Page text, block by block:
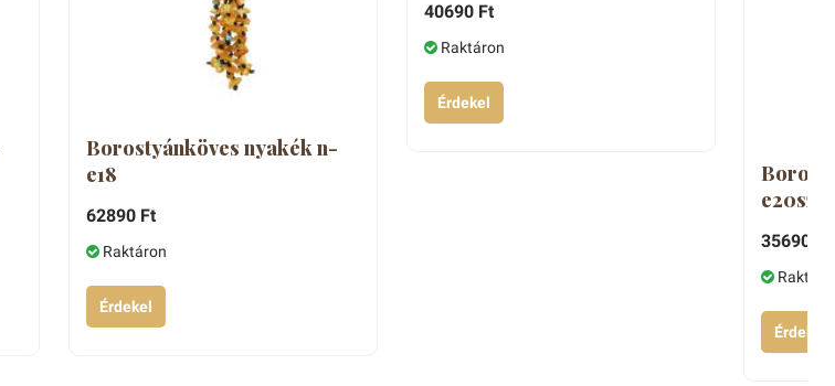
Borostyánköves nyakék n-
e18
62890 Ft
Raktáron
Érdekel
40690 Ft
Raktáron
Érdekel
e20sz
35690 Ft
Érdekel